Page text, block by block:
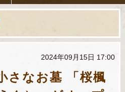
さなお墓 「桜楓
2024年09月15日 17:00